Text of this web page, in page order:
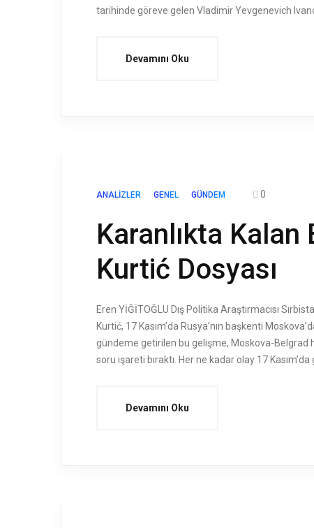
tarihinde göreve gelen Vladimir Yevgenevich
Devamını Oku
ANALIZLER GENEL GÜNDEM 0
Karanlıkta
Kurtić Dosyası
Eren YİĞİTOĞLU Dış Politika Araştırmacısı
Kurtić, 17 Kasım’da Rusya’nın başkenti
gündeme getirilen bu gelişme, Moskova-Belgrad
soru işareti bıraktı. Her ne kadar olay 17
Devamını Oku